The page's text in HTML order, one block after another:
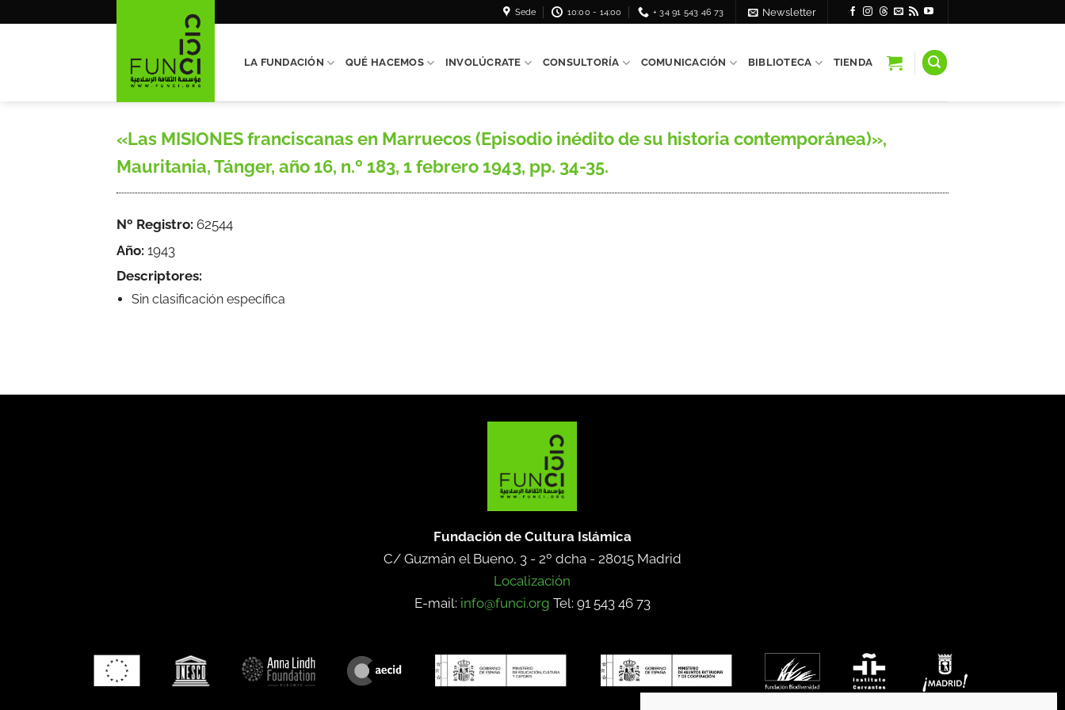
Sede 10:00 - 14:00 + 34 91 543 46 73 Newsletter
LA FUNDACIÓN QUÉ HACEMOS INVOLÚCRATE CONSULTORÍA COMUNICACIÓN BIBLIOTECA TIENDA
«Las MISIONES franciscanas en Marruecos (Episodio inédito de su historia contemporánea)»,
Mauritania, Tánger, año 16, n.º 183, 1 febrero 1943, pp. 34-35.
Nº Registro: 62544
Año: 1943
Descriptores:
Sin clasificación específica
Fundación de Cultura Islámica
C/ Guzmán el Bueno, 3 - 2º dcha - 28015 Madrid
Localización
E-mail: info@funci.org Tel: 91 543 46 73